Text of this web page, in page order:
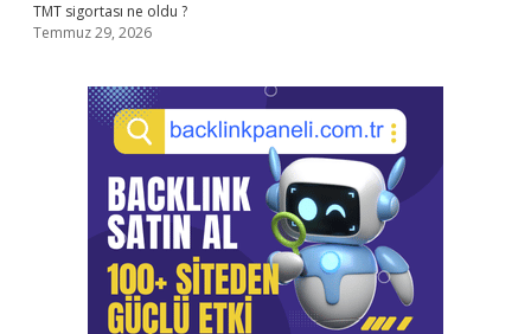
TMT sigortası ne oldu ?
Temmuz 29, 2026